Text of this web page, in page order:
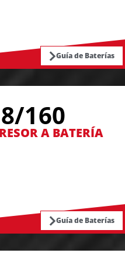
Guía de Baterías
160
A BATERÍA
Guía de Baterías